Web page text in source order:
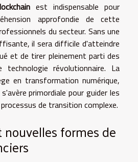
est indispensable pour
approfondie de cette
du secteur. Sans une
il sera difficile d'atteindre
et de tirer pleinement parti des
révolutionnaire. La
en transformation numérique,
primordiale pour guider les
de transition complexe.
formes de